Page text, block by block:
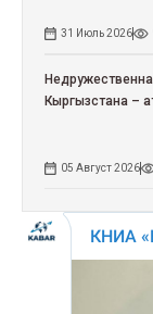
31 Июль 2026
Кыргызстана –
05 Август 2026